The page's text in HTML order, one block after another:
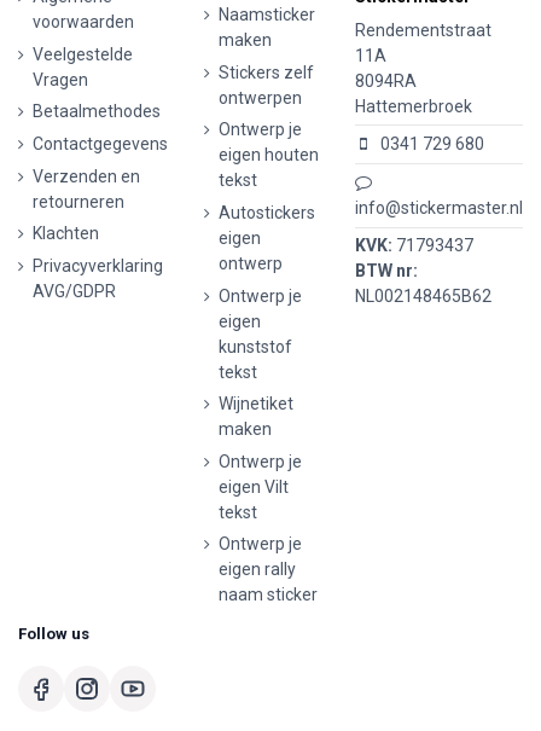
voorwaarden
Veelgestelde
Vragen
Betaalmethodes
Contactgegevens
Verzenden en
retourneren
Klachten
Privacyverklaring
AVG/GDPR
Naamsticker
maken
Stickers zelf
ontwerpen
Ontwerp je
eigen houten
tekst
Autostickers
eigen
ontwerp
Ontwerp je
eigen
kunststof
tekst
Wijnetiket
maken
Ontwerp je
eigen Vilt
tekst
Ontwerp je
eigen rally
naam sticker
Rendementstraat
11A
8094RA
Hattemerbroek
0341 729 680
info@stickermaster.nl
KVK: 71793437
BTW nr:
NL002148465B62
Follow us